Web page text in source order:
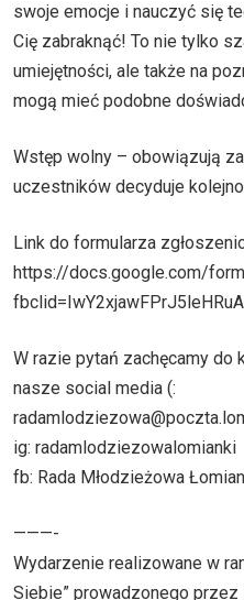
swoje emocje i nauczyć się
Cię zabraknąć! To nie tylko
umiejętności, ale także na
mogą mieć podobne
Wstęp wolny – obowiązują
uczestników decyduje
Link do formularza
https://docs.google.com/
W razie pytań zachęcamy do
nasze social media (:
ig: radamlodziezowalomianki
fb: Rada Młodzieżowa
———-
Wydarzenie realizowane w
Siebie” prowadzonego przez